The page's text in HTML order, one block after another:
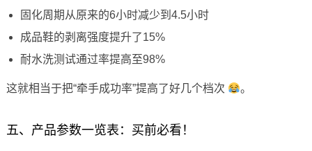
固化周期从原来的6小时减少到4.5小时
成品鞋的剥离强度提升了15%
耐水洗测试通过率提高至98%
这就相当于把“牵手成功率”提高了好几个档次 。
五、产品参数一览表：买前必看！